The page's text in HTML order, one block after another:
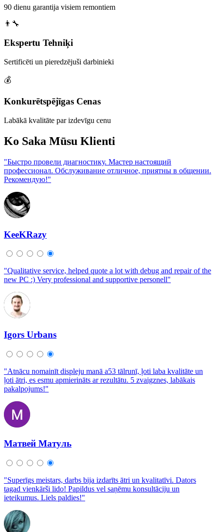
90 dienu garantija visiem remontiem
👨‍🔧
Ekspertu Tehniķi
Sertificēti un pieredzējuši darbinieki
💰
Konkurētspējīgas Cenas
Labākā kvalitāte par izdevīgu cenu
Ko Saka Mūsu Klienti
"Быстро провели диагностику. Мастер настоящий
профессионал. Обслуживание отличное, приятны в общении.
Рекомендую!"
KeeKRazy
"Qualitative service, helped quote a lot with debug and repair of the
new PC :) Very professional and supportive personell"
Igors Urbans
"Atnācu nomainīt displeju manā a53 tālrunī, ļoti laba kvalitāte un
ļoti ātri, es esmu apmierināts ar rezultātu. 5 zvaigznes, labākais
pakalpojums!"
Матвей Матуль
"Superīgs meistars, darbs bija izdarīts ātri un kvalitatīvi. Dators
tagad vienkārši lido! Papildus vel saņēmu konsultāciju un
ieteikumus. Liels paldies!"